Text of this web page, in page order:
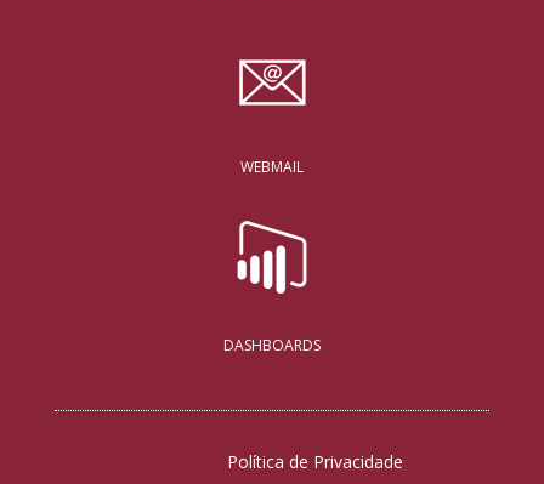
WEBMAIL
DASHBOARDS
Política de Privacidade